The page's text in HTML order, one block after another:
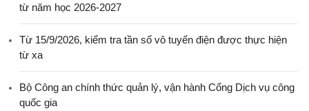
từ năm học 2026-2027
Từ 15/9/2026, kiểm tra tần số vô tuyến điện được thực hiện
từ xa
Bộ Công an chính thức quản lý, vận hành Cổng Dịch vụ công
quốc gia